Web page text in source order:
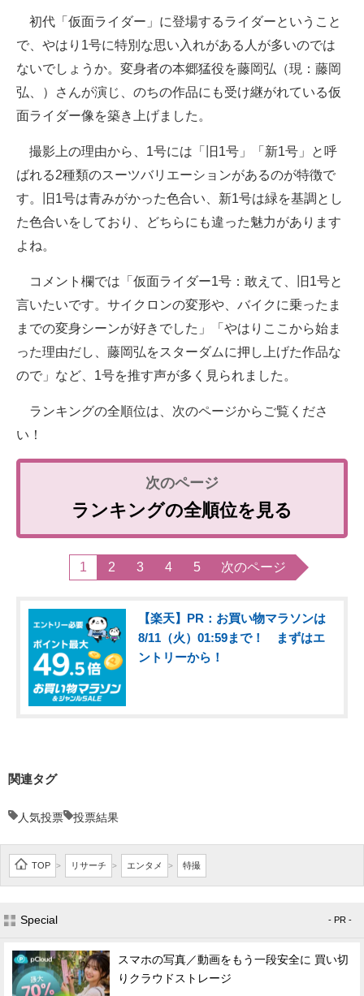
初代「仮面ライダー」に登場するライダーということ
で、やはり1号に特別な思い入れがある人が多いのでは
ないでしょうか。変身者の本郷猛役を藤岡弘（現：藤岡
弘、）さんが演じ、のちの作品にも受け継がれている仮
面ライダー像を築き上げました。
撮影上の理由から、1号には「旧1号」「新1号」と呼
ばれる2種類のスーツバリエーションがあるのが特徴で
す。旧1号は青みがかった色合い、新1号は緑を基調とし
た色合いをしており、どちらにも違った魅力があります
よね。
コメント欄では「仮面ライダー1号：敢えて、旧1号と
言いたいです。サイクロンの変形や、バイクに乗ったま
までの変身シーンが好きでした」「やはりここから始ま
った理由だし、藤岡弘をスターダムに押し上げた作品な
ので」など、1号を推す声が多く見られました。
ランキングの全順位は、次のページからご覧くださ
い！
ランキングの全順位を見る
1 2 3 4 5 次のページ
【楽天】PR：お買い物マラソンは
8/11（火）01:59まで！ まずはエ
ントリーから！
関連タグ
人気投票 投票結果
TOP > リサーチ > エンタメ > 特撮
Special - PR -
スマホの写真／動画をもう一段安全に 買い切
りクラウドストレージ